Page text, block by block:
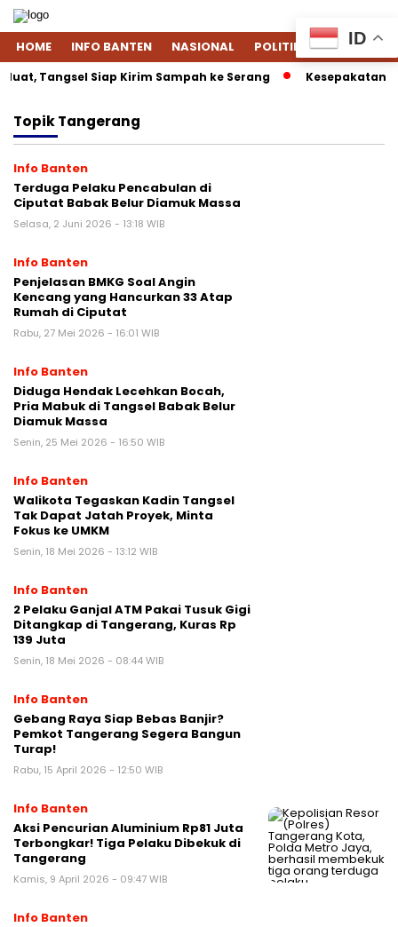
HOME INFO BANTEN NASIONAL POLITIK EKONOMI
Tangsel Siap Kirim Sampah ke Serang Kesepakatan
TopikTangerang
Info Banten
Terduga Pelaku Pencabulan di
Ciputat Babak Belur Diamuk Massa
Selasa, 2 Juni 2026 - 13:18 WIB
Info Banten
Penjelasan BMKG Soal Angin
Kencang yang Hancurkan 33 Atap
Rumah di Ciputat
Rabu, 27 Mei 2026 - 16:01 WIB
Info Banten
Diduga Hendak Lecehkan Bocah,
Pria Mabuk di Tangsel Babak Belur
Diamuk Massa
Senin, 25 Mei 2026 - 16:50 WIB
Info Banten
Walikota Tegaskan Kadin Tangsel
Tak Dapat Jatah Proyek, Minta
Fokus ke UMKM
Senin, 18 Mei 2026 - 13:12 WIB
Info Banten
2 Pelaku Ganjal ATM Pakai Tusuk Gigi
Ditangkap di Tangerang, Kuras Rp
139 Juta
Senin, 18 Mei 2026 - 08:44 WIB
Info Banten
Gebang Raya Siap Bebas Banjir?
Pemkot Tangerang Segera Bangun
Turap!
Rabu, 15 April 2026 - 12:50 WIB
Info Banten
Aksi Pencurian Aluminium Rp81 Juta
Terbongkar! Tiga Pelaku Dibekuk di
Tangerang
Kamis, 9 April 2026 - 09:47 WIB
Info Banten
ID